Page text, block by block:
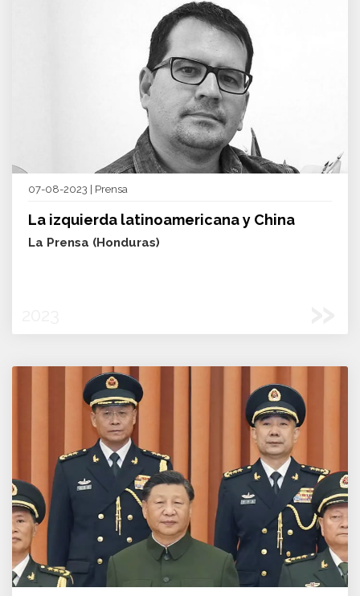
07-08-2023 | Prensa
La izquierda latinoamericana y China
La Prensa (Honduras)